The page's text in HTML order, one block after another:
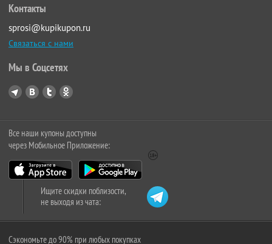
Контакты
sprosi@kupikupon.ru
Связаться с нами
Мы в Соцсетях
Все наши купоны доступны
через Мобильное Приложение:
Ищите скидки поблизости,
не выходя из чата:
Сэкономьте до 90% при любых покупках